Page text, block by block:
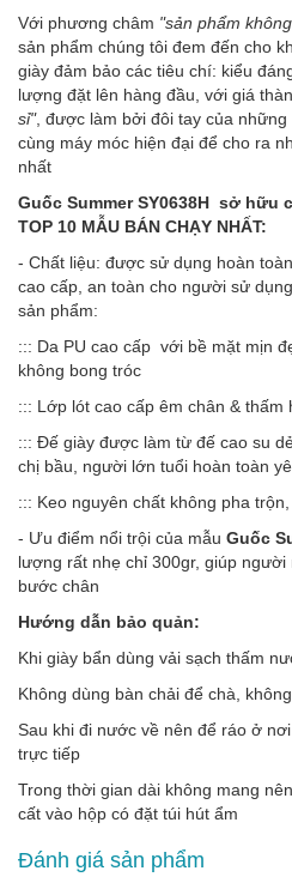
Với phương châm "sản phẩm
sản phẩm chúng tôi đem đến cho
giày đảm bảo các tiêu chí: kiểu
lượng đặt lên hàng đầu, với giá
sỉ", được làm bởi đôi tay của
cùng máy móc hiện đại để cho ra
nhất
Guốc Summer SY0638H sở hữu
TOP 10 MẪU BÁN CHẠY NHẤT:
- Chất liệu: được sử dụng hoàn
cao cấp, an toàn cho người sử
sản phẩm:
::: Da PU cao cấp với bề mặt mịn
không bong tróc
::: Lớp lót cao cấp êm chân & thấm
::: Đế giày được làm từ đế cao su
chị bầu, người lớn tuổi hoàn toàn
::: Keo nguyên chất không pha
- Ưu điểm nổi trội của mẫu Guốc
lượng rất nhẹ chỉ 300gr, giúp
bước chân
Hướng dẫn bảo quản:
Khi giày bẩn dùng vải sạch thấm
Không dùng bàn chải để chà,
Sau khi đi nước về nên để ráo ở
trực tiếp
Trong thời gian dài không mang
cất vào hộp có đặt túi hút ẩm
Đánh giá sản phẩm